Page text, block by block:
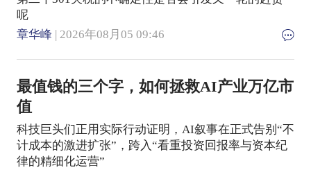
呢
章华峰 | 2026年08月05 09:46
最值钱的三个字，如何拯救AI产业万亿市
值
科技巨头们正用实际行动证明，AI叙事在正式告别“不
计成本的激进扩张”，跨入“看重投资回报率与资本纪
律的精细化运营”